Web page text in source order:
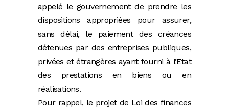
appelé le gouvernement de prendre les
dispositions appropriées pour assurer,
sans délai, le paiement des créances
détenues par des entreprises publiques,
privées et étrangères ayant fourni à l’Etat
des prestations en biens ou en
réalisations.
Pour rappel, le projet de Loi des finances